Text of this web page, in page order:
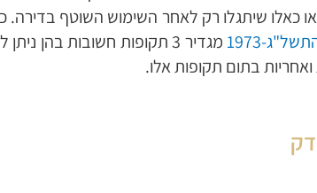
כאלו שיתגלו רק לאחר השימוש השוטף בדירה.
1973
מגדיר 3 תקופות חשובות בהן
בתום תקופות אלו.